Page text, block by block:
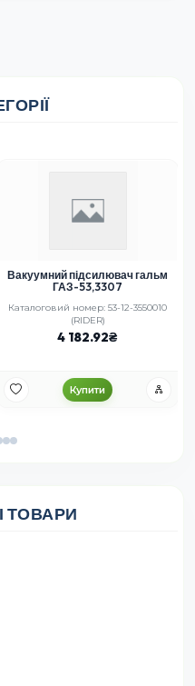
Вакуумний підсилювач гальм
ГАЗ-53,3307
Каталоговий номер: 53-12-3550010
(RIDER)
4 182.92
Купити
ТОВАРИ